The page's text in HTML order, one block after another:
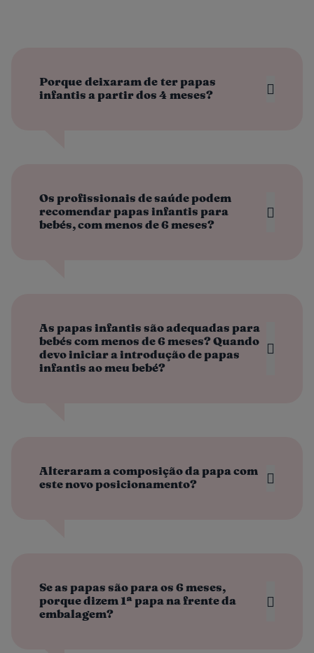
Porque deixaram de ter papas
infantis a partir dos 4 meses?
Os profissionais de saúde podem
recomendar papas infantis para
bebés, com menos de 6 meses?
As papas infantis são adequadas para
bebés com menos de 6 meses? Quando
devo iniciar a introdução de papas
infantis ao meu bebé?
Alteraram a composição da papa com
este novo posicionamento?
Se as papas são para os 6 meses,
porque dizem 1ª papa na frente da
embalagem?